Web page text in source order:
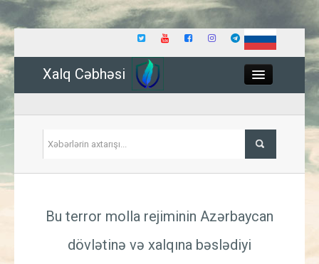
Xalq Cəbhəsi
İqtisadiyyat
Bu terror molla rejiminin Azərbaycan
dövlətinə və xalqına bəslədiyi